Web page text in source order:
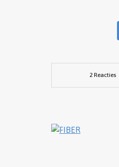
2 Reacties